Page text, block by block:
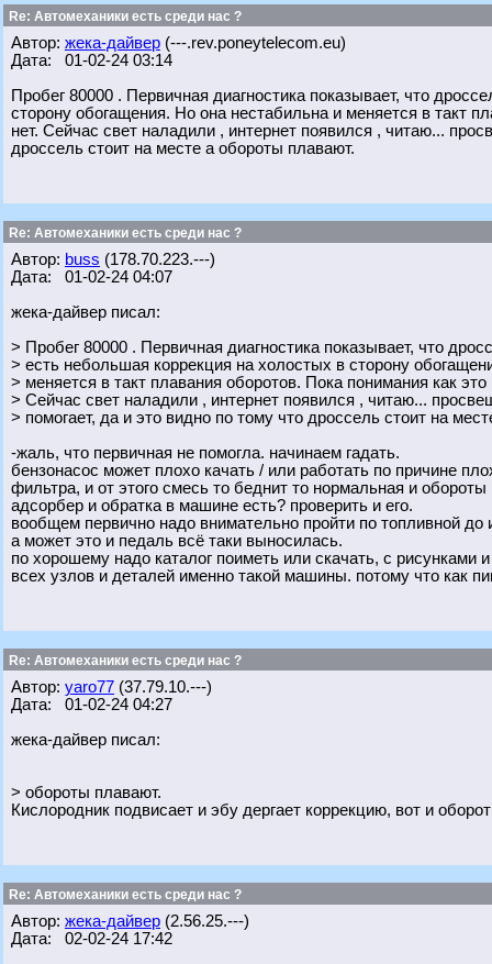
Re: Автомеханики есть среди нас ?
Автор: жека-дайвер (---.rev.poneytelecom.eu)
Дата: 01-02-24 03:14
Пробег 80000 . Первичная диагностика показывает, что
сторону обогащения. Но она нестабильна и меняется в такт
нет. Сейчас свет наладили , интернет появился , читаю...
дроссель стоит на месте а обороты плавают.
Re: Автомеханики есть среди нас ?
Автор: buss (178.70.223.---)
Дата: 01-02-24 04:07
жека-дайвер писал:
> Пробег 80000 . Первичная диагностика показывает, что
> есть небольшая коррекция на холостых в сторону
> меняется в такт плавания оборотов. Пока понимания как это
> Сейчас свет наладили , интернет появился , читаю...
> помогает, да и это видно по тому что дроссель стоит на
-жаль, что первичная не помогла. начинаем гадать.
бензонасос может плохо качать / или работать по причине
фильтра, и от этого смесь то беднит то нормальная и
адсорбер и обратка в машине есть? проверить и его.
вообщем первично надо внимательно пройти по топливной до
а может это и педаль всё таки выносилась.
по хорошему надо каталог поиметь или скачать, с рисунками
всех узлов и деталей именно такой машины. потому что как
Re: Автомеханики есть среди нас ?
Автор: yaro77 (37.79.10.---)
Дата: 01-02-24 04:27
жека-дайвер писал:
> обороты плавают.
Кислородник подвисает и эбу дергает коррекцию, вот и
Re: Автомеханики есть среди нас ?
Автор: жека-дайвер (2.56.25.---)
Дата: 02-02-24 17:42